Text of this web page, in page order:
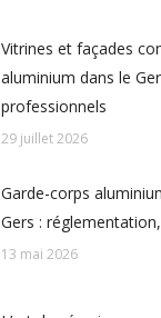
Vitrines et façades
aluminium dans le
professionnels
29 juillet 2026
Garde-corps
Gers :
13 mai 2026